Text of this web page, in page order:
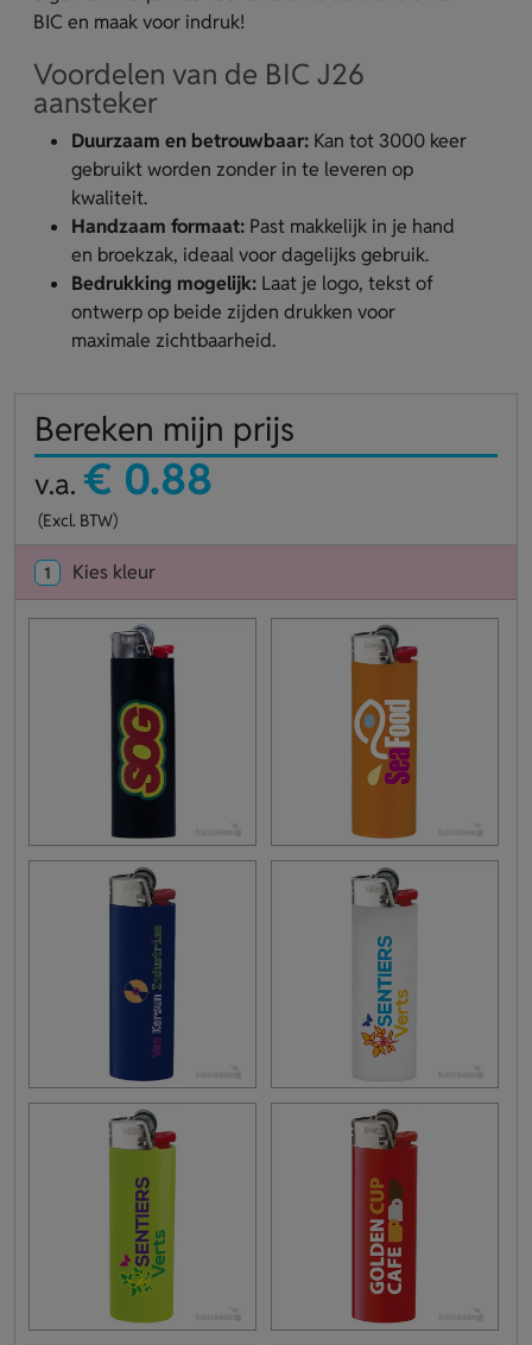
BIC en maak voor indruk!
Voordelen van de BIC J26
aansteker
Duurzaam en betrouwbaar: Kan tot 3000 keer
gebruikt worden zonder in te leveren op
kwaliteit.
Handzaam formaat: Past makkelijk in je hand
en broekzak, ideaal voor dagelijks gebruik.
Bedrukking mogelijk: Laat je logo, tekst of
ontwerp op beide zijden drukken voor
maximale zichtbaarheid.
Bereken mijn prijs
v.a. € 0.88
(Excl. BTW)
1 Kies kleur